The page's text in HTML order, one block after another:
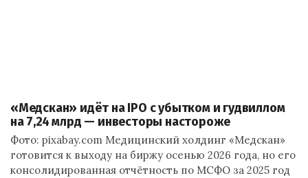
«Медскан» идёт на IPO с убытком и гудвиллом
на 7,24 млрд — инвесторы настороже
Фото: pixabay.com Медицинский холдинг «Медскан»
готовится к выходу на биржу осенью 2026 года, но его
консолидированная отчётность по МСФО за 2025 год